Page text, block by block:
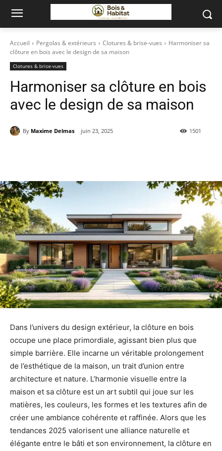
Accueil Pergolas & extérieurs Clotures & brise-vues
Harmoniser sa
clôture en bois avec le design de sa maison
Clotures & brise-vues
Harmoniser sa clôture en bois
avec le design de sa maison
By Maxime Delmas juin 23, 2025 1501
Dans l’univers du design extérieur, la clôture en bois
occupe une place primordiale, agissant bien plus que
simple barrière. Elle incarne un véritable prolongement
de l’esthétique de la maison, un trait d’union entre
architecture et nature. L’harmonie visuelle entre la
maison et sa clôture est un art subtil qui joue sur les
matières, les couleurs, les formes et les textures afin de
créer une ambiance cohérente et raffinée. Alors que les
tendances 2025 valorisent une alliance naturelle et
élégante entre le bâti et son environnement, la clôture en